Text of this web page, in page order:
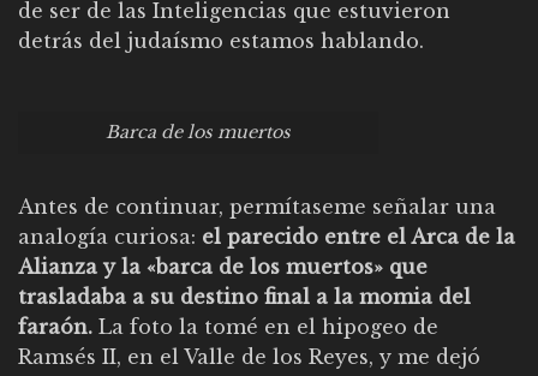
de ser de las Inteligencias que estuvieron
detrás del judaísmo estamos hablando.
Barca de los muertos
Antes de continuar, permítaseme señalar una
analogía curiosa: el parecido entre el Arca de la
Alianza y la «barca de los muertos» que
trasladaba a su destino final a la momia del
faraón. La foto la tomé en el hipogeo de
Ramsés II, en el Valle de los Reyes, y me dejó